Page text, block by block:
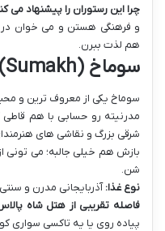
چرا این رستوران را پیشنهاد می
و فرهنگی هستن و می خوان در
هم لذت ببرن.
سوماخ (Sumakh)
سوماخ یکی از معروف ترین و
مدرنیته رو حسابی با هم
شرقی بزرگ و نقاشی های
بازش هم خیلی جالبه؛ می تونی
شن.
نوع غذا:آذربایجانی مدرن و
فاصله تقریبی از هتل شاه
پیاده روی یا یه تاکسی سواری